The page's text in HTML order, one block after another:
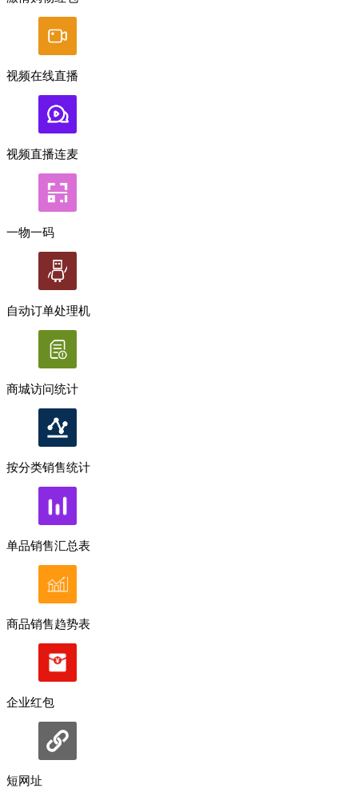
视频在线直播
视频直播连麦
一物一码
自动订单处理机
商城访问统计
按分类销售统计
单品销售汇总表
商品销售趋势表
企业红包
短网址